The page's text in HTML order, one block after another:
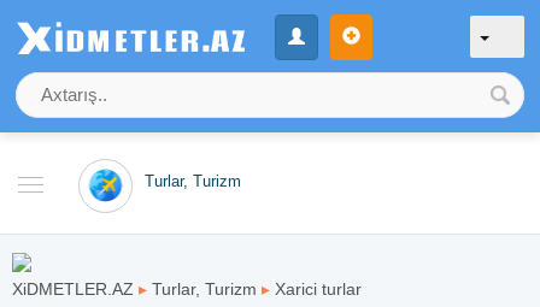
Turlar, Turizm
XiDMETLER.AZ ▸ Turlar, Turizm ▸ Xarici turlar